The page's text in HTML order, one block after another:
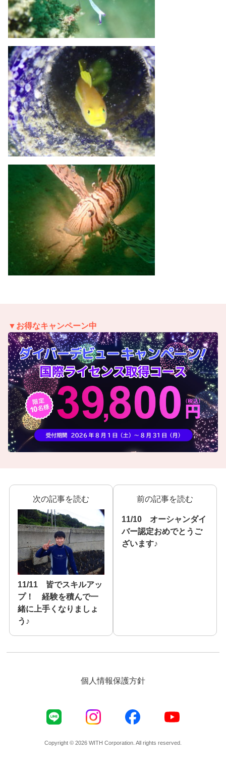
▼お得なキャンペーン中
次の記事を読む
11/11 皆でスキルアッ
プ！ 経験を積んで一
緒に上手くなりましょ
う♪
前の記事を読む
11/10 オーシャンダイ
バー認定おめでとうご
ざいます♪
個人情報保護方針
Copyright © 2026 WITH Corporation. All rights reserved.